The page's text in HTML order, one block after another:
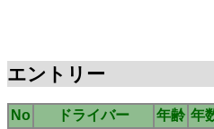
エントリー
No ドライバー 年齢 年